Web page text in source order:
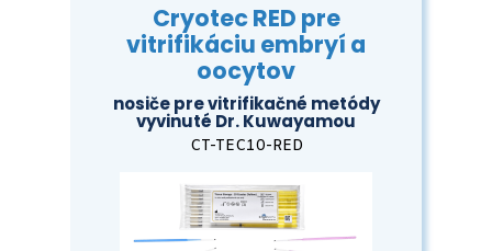
Cryotec RED pre
vitrifikáciu embryí a
oocytov
nosiče pre vitrifikačné metódy
vyvinuté Dr. Kuwayamou
CT-TEC10-RED